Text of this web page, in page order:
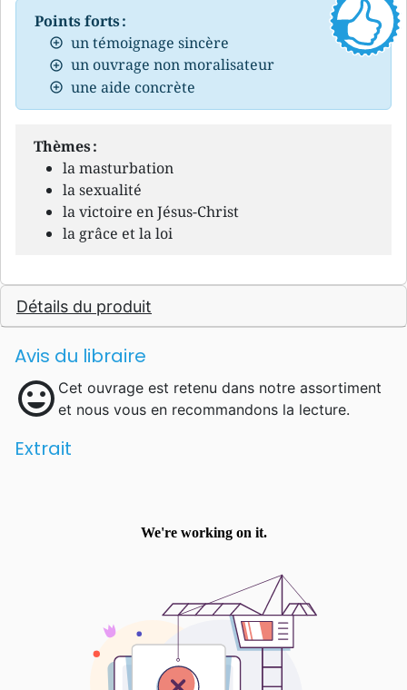
Points forts :
un témoignage sincère
un ouvrage non moralisateur
une aide concrète
Thèmes :
la masturbation
la sexualité
la victoire en Jésus-Christ
la grâce et la loi
Détails du produit
Avis du libraire
mood Cet ouvrage est retenu dans notre assortiment
et nous vous en recommandons la lecture.
Extrait